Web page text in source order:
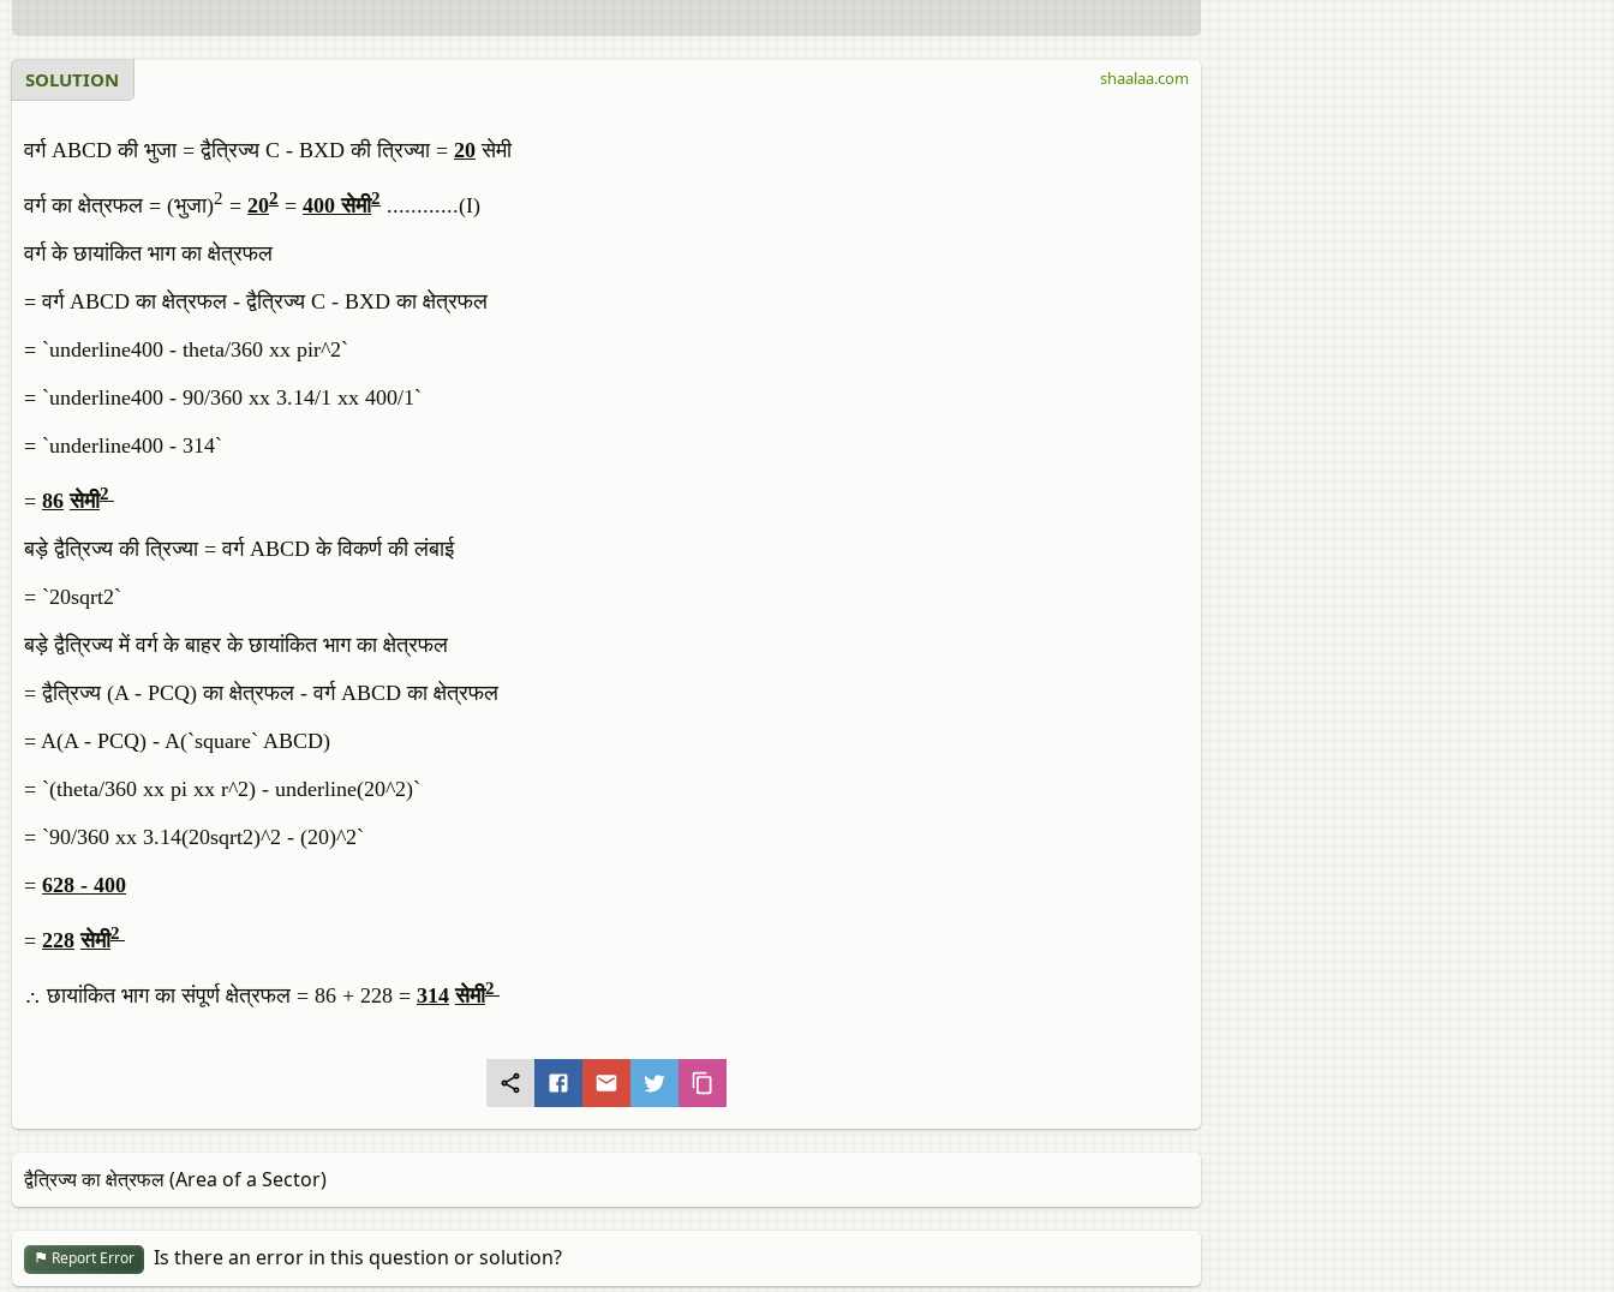
SOLUTION
वर्ग ABCD की भुजा = द्वैत्रिज्य C - BXD की त्रिज्या = 20 सेमी
वर्ग का क्षेत्रफल = (भुजा)2 = 202 = 400 सेमी2 ............(I)
वर्ग के छायांकित भाग का क्षेत्रफल
= वर्ग ABCD का क्षेत्रफल - द्वैत्रिज्य C - BXD का क्षेत्रफल
= `underline400 - theta/360 xx pir^2`
= `underline400 - 90/360 xx 3.14/1 xx 400/1`
= `underline400 - 314`
= 86 सेमी2
बड़े द्वैत्रिज्य की त्रिज्या = वर्ग ABCD के विकर्ण की लंबाई
= `20sqrt2`
बड़े द्वैत्रिज्य में वर्ग के बाहर के छायांकित भाग का क्षेत्रफल
= द्वैत्रिज्य (A - PCQ) का क्षेत्रफल - वर्ग ABCD का क्षेत्रफल
= A(A - PCQ) - A(`square` ABCD)
= `(theta/360 xx pi xx r^2) - underline(20^2)`
= `90/360 xx 3.14(20sqrt2)^2 - (20)^2`
= 628 - 400
= 228 सेमी2
∴ छायांकित भाग का संपूर्ण क्षेत्रफल = 86 + 228 = 314 सेमी2
shaalaa.com
द्वैत्रिज्य का क्षेत्रफल (Area of a Sector)
Report Error Is there an error in this question or solution?